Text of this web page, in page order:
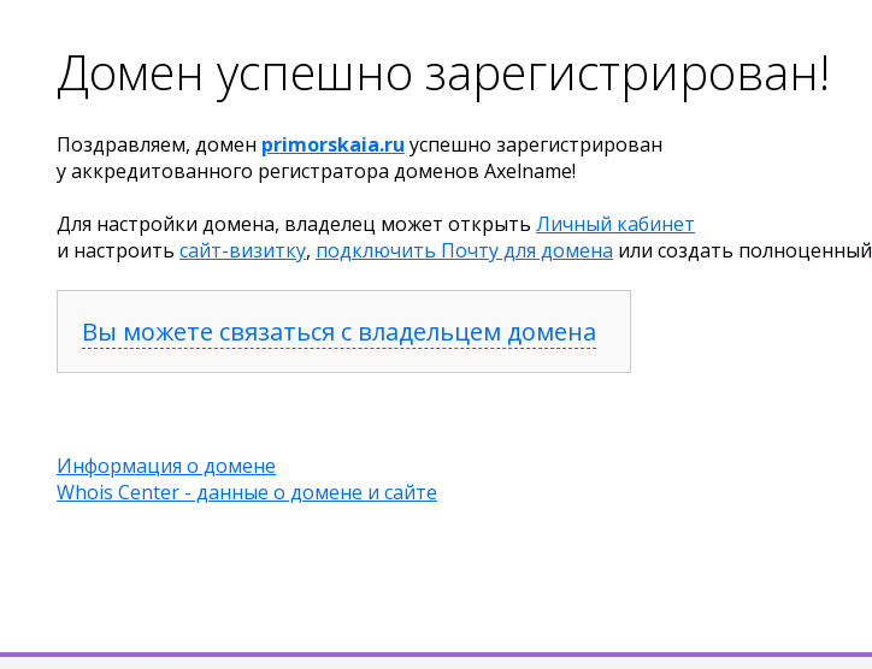
Домен успешно зарегистрирован!
Поздравляем, домен primorskaia.ru успешно зарегистрирован
у аккредитованного регистратора доменов Axelname!
Для настройки домена, владелец может открыть Личный кабинет
и настроить сайт-визитку, подключить Почту для домена или создать полноценный
Вы можете связаться с владельцем домена
Информация о домене
Whois Center - данные о домене и сайте